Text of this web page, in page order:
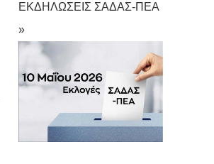
ΕΚΔΗΛΩΣΕΙΣ ΣΑΔΑΣ-ΠΕΑ
»